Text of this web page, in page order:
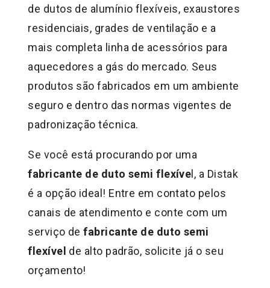
de dutos de alumínio flexíveis, exaustores
residenciais, grades de ventilação e a
mais completa linha de acessórios para
aquecedores a gás do mercado. Seus
produtos são fabricados em um ambiente
seguro e dentro das normas vigentes de
padronização técnica.
Se você está procurando por uma
fabricante de duto semi flexíve l, a Distak
é a opção ideal! Entre em contato pelos
canais de atendimento e conte com um
serviço defabricante de duto semi
flexível de alto padrão, solicite já o seu
orçamento!